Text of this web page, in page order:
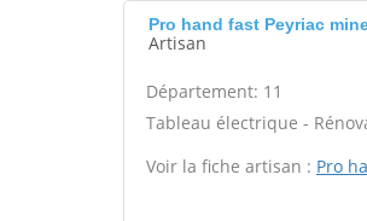
Pro hand fast Peyriac
Artisan
Département: 11
Tableau électrique -
Voir la fiche artisan : Pro